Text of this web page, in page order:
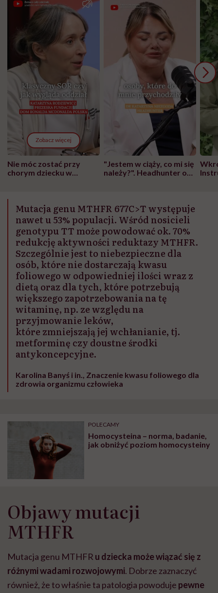
Zobacz więcej
Nie móc zostać przy
chorym dziecku w
może chyba tylko
głupota i brak
wyobraźni"
"Jestem w ciąży, co mi się
należy?". Headhunter o
Mutacja genu MTHFR 677C>T występuje
nawet u 53% populacji. Wśród nosicieli
genotypu TT może powodować ok. 70%
redukcję aktywności reduktazy MTHFR.
Szczególnie jest to niebezpieczne dla
osób, które nie dostarczają kwasu
foliowego w odpowiedniej ilości wraz z
dietą oraz dla tych, które potrzebują
większego zapotrzebowania na tę
witaminę, np. ze względu na
przyjmowanie leków,
które zmniejszają jej wchłanianie, tj.
metforminę czy doustne środki
antykoncepcyjne.
Karolina Banyś i in., Znaczenie kwasu foliowego dla
zdrowia organizmu człowieka
POLECAMY
Homocysteina – norma, badanie,
jak obniżyć poziom homocysteiny
Objawy mutacji
MTHFR
Mutacja genu MTHFR u dziecka może wiązać się z
różnymi wadami rozwojowymi. Dobrze zaznaczyć
również, że to właśnie ta patologia powoduje pewne